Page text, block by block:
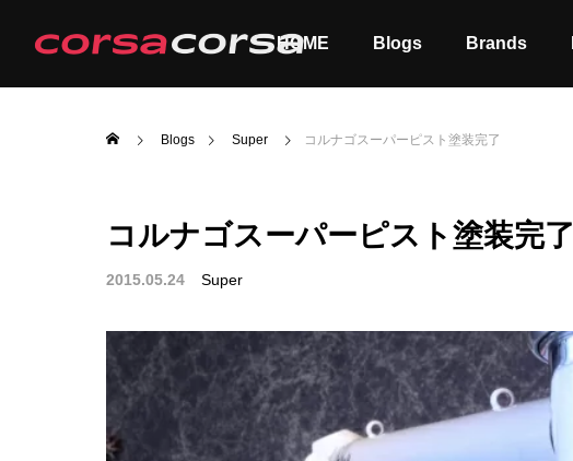
HOME Blogs Brands
ALL
Blogs Super コルナゴスーパーピスト塗装完了
コルナゴスーパーピスト塗装完了
2015.05.24 Super